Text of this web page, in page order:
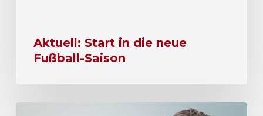
Aktuell: Start in die neue
Fußball-Saison